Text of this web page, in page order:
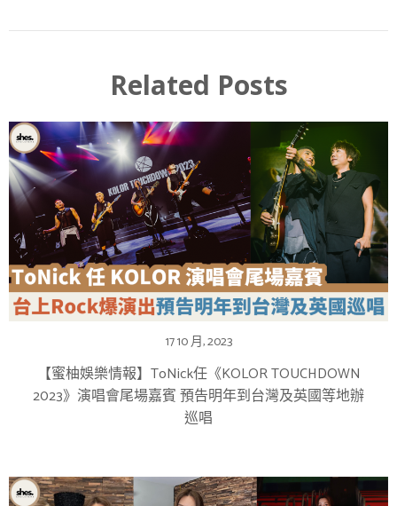
Related Posts
17 10 月, 2023
【蜜柚娛樂情報】ToNick任《KOLOR TOUCHDOWN
2023》演唱會尾場嘉賓 預告明年到台灣及英國等地辦
巡唱